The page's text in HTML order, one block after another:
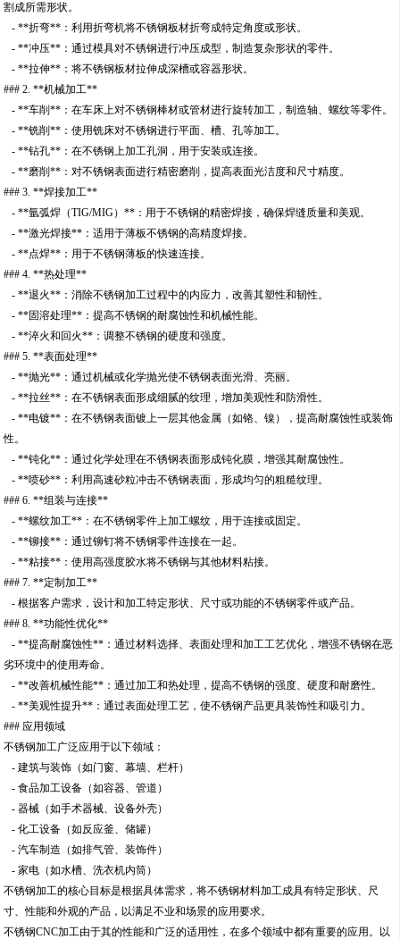
割成所需形状。
- **折弯**：利用折弯机将不锈钢板材折弯成特定角度或形状。
- **冲压**：通过模具对不锈钢进行冲压成型，制造复杂形状的零件。
- **拉伸**：将不锈钢板材拉伸成深槽或容器形状。
### 2. **机械加工**
- **车削**：在车床上对不锈钢棒材或管材进行旋转加工，制造轴、螺纹等零件。
- **铣削**：使用铣床对不锈钢进行平面、槽、孔等加工。
- **钻孔**：在不锈钢上加工孔洞，用于安装或连接。
- **磨削**：对不锈钢表面进行精密磨削，提高表面光洁度和尺寸精度。
### 3. **焊接加工**
- **氩弧焊（TIG/MIG）**：用于不锈钢的精密焊接，确保焊缝质量和美观。
- **激光焊接**：适用于薄板不锈钢的高精度焊接。
- **点焊**：用于不锈钢薄板的快速连接。
### 4. **热处理**
- **退火**：消除不锈钢加工过程中的内应力，改善其塑性和韧性。
- **固溶处理**：提高不锈钢的耐腐蚀性和机械性能。
- **淬火和回火**：调整不锈钢的硬度和强度。
### 5. **表面处理**
- **抛光**：通过机械或化学抛光使不锈钢表面光滑、亮丽。
- **拉丝**：在不锈钢表面形成细腻的纹理，增加美观性和防滑性。
- **电镀**：在不锈钢表面镀上一层其他金属（如铬、镍），提高耐腐蚀性或装饰
性。
- **钝化**：通过化学处理在不锈钢表面形成钝化膜，增强其耐腐蚀性。
- **喷砂**：利用高速砂粒冲击不锈钢表面，形成均匀的粗糙纹理。
### 6. **组装与连接**
- **螺纹加工**：在不锈钢零件上加工螺纹，用于连接或固定。
- **铆接**：通过铆钉将不锈钢零件连接在一起。
- **粘接**：使用高强度胶水将不锈钢与其他材料粘接。
### 7. **定制加工**
- 根据客户需求，设计和加工特定形状、尺寸或功能的不锈钢零件或产品。
### 8. **功能性优化**
- **提高耐腐蚀性**：通过材料选择、表面处理和加工工艺优化，增强不锈钢在恶
劣环境中的使用寿命。
- **改善机械性能**：通过加工和热处理，提高不锈钢的强度、硬度和耐磨性。
- **美观性提升**：通过表面处理工艺，使不锈钢产品更具装饰性和吸引力。
### 应用领域
不锈钢加工广泛应用于以下领域：
- 建筑与装饰（如门窗、幕墙、栏杆）
- 食品加工设备（如容器、管道）
- 器械（如手术器械、设备外壳）
- 化工设备（如反应釜、储罐）
- 汽车制造（如排气管、装饰件）
- 家电（如水槽、洗衣机内筒）
不锈钢加工的核心目标是根据具体需求，将不锈钢材料加工成具有特定形状、尺
寸、性能和外观的产品，以满足不业和场景的应用要求。
不锈钢CNC加工由于其的性能和广泛的适用性，在多个领域中都有重要的应用。以